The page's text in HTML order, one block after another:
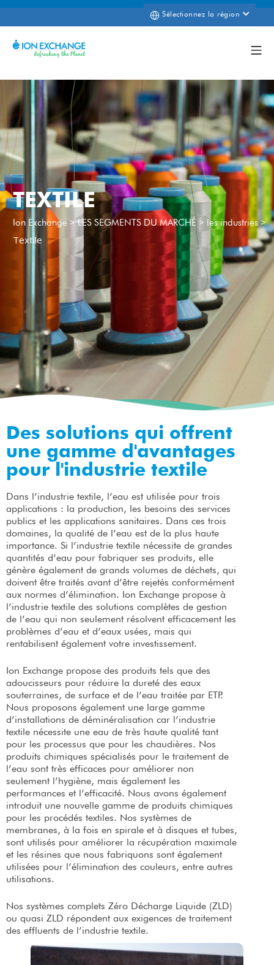
Sélectionnez la région
TEXTILE
Ion Exchange >LES SEGMENTS DU MARCHÉ > les industries>
Textile
Des solutions qui offrent
une gamme d'avantages
pour l'industrie textile
Dans l’industrie textile, l’eau est utilisée pour trois
applications : la production, les besoins des services
publics et les applications sanitaires. Dans ces trois
domaines, la qualité de l’eau est de la plus haute
importance. Si l’industrie textile nécessite de grandes
quantités d’eau pour fabriquer ses produits, elle
génère également de grands volumes de déchets, qui
doivent être traités avant d’être rejetés conformément
aux normes d’élimination. Ion Exchange propose à
l’industrie textile des solutions complètes de gestion
de l’eau qui non seulement résolvent efficacement les
problèmes d’eau et d’eaux usées, mais qui
rentabilisent également votre investissement.
Ion Exchange propose des produits tels que des
adoucisseurs pour réduire la dureté des eaux
souterraines, de surface et de l’eau traitée par ETP.
Nous proposons également une large gamme
d’installations de déminéralisation car l’industrie
textile nécessite une eau de très haute qualité tant
pour les processus que pour les chaudières. Nos
produits chimiques spécialisés pour le traitement de
l’eau sont très efficaces pour améliorer non
seulement l’hygiène, mais également les
performances et l’efficacité. Nous avons également
introduit une nouvelle gamme de produits chimiques
pour les procédés textiles. Nos systèmes de
membranes, à la fois en spirale et à disques et tubes,
sont utilisés pour améliorer la récupération maximale
et les résines que nous fabriquons sont également
utilisées pour l’élimination des couleurs, entre autres
utilisations.
Nos systèmes complets Zéro Décharge Liquide (ZLD)
ou quasi ZLD répondent aux exigences de traitement
des effluents de l’industrie textile.